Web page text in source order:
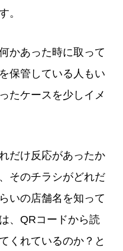
。
かあった時に取って
保管している人もい
たケースを少しイメ
だけ反応があったか
そのチラシがどれだ
いの店舗名を知って
、QRコードから読
くれているのか？と